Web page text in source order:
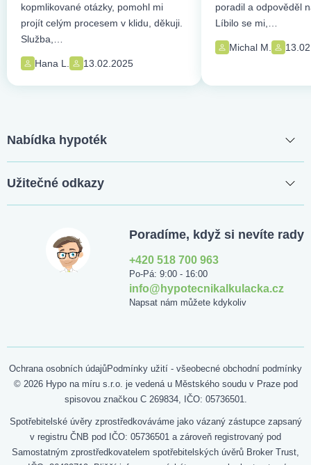
kopmlikované otázky, pomohl mi
projít celým procesem v klidu, děkuji.
Služba,…
Hana L. 13.02.2025
poradil a odpověděl
Líbilo se mi,…
Michal M.
Nabídka hypoték
Užitečné odkazy
Poradíme, když si nevíte rady
+420 518 700 963
Po-Pá: 9:00 - 16:00
info@hypotecnikalkulacka.cz
Napsat nám můžete kdykoliv
Ochrana osobních údajůPodmínky užití - všeobecné obchodní podmínky
© 2026 Hypo na míru s.r.o. je vedená u Městského soudu v Praze pod
spisovou značkou C 269834, IČO: 05736501.
Spotřebitelské úvěry zprostředkováváme jako vázaný zástupce zapsaný
v registru ČNB pod IČO: 05736501 a zároveň registrovaný pod
Samostatným zprostředkovatelem spotřebitelských úvěrů Broker Trust,